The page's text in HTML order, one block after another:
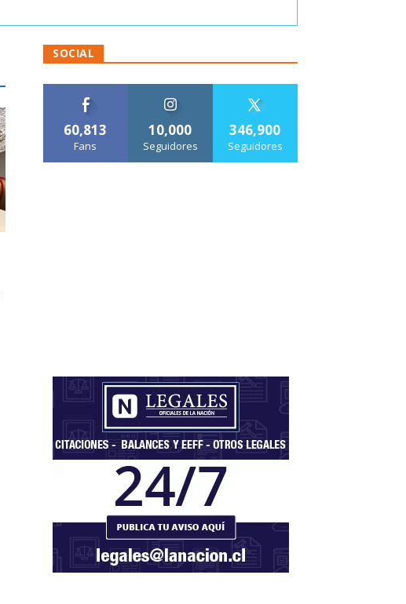
SOCIAL
60,813
Fans
10,000
Seguidores
346,900
Seguidores